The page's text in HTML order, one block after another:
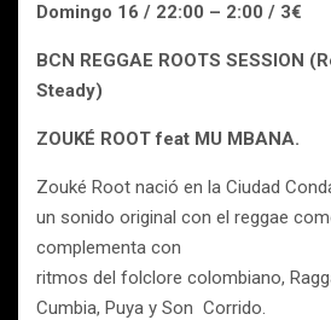
Domingo 16 / 22:00 – 2:00 / 3€
BCN REGGAE ROOTS SESSION
Steady)
ZOUKÉ ROOT feat MU MBANA.
Zouké Root nació en la Ciudad
un sonido original con el reggae
complementa con
ritmos del folclore colombiano,
Cumbia, Puya y Son Corrido.